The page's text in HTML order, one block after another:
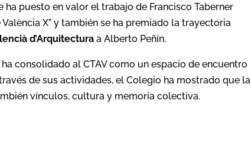
puesto en valor el trabajo de Francisco Taberner
X” y también se ha premiado la trayectoria
d’Arquitectura a Alberto Peñín.
ha consolidado al CTAV como un espacio de encuentro
de sus actividades, el Colegio ha mostrado que la
vínculos, cultura y memoria colectiva.